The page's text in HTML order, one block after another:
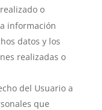
o
información
datos y los
realizadas o
del Usuario a
que